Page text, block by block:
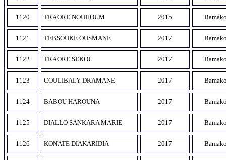
1120 TRAORE NOUHOUM 2015
1121 TEBSOUKE OUSMANE 2017
1122 TRAORE SEKOU 2017
1123 COULIBALY DRAMANE 2017
1124 BABOU HAROUNA 2017
1125 DIALLO SANKARA MARIE 2017
1126 KONATE DIAKARIDIA 2017